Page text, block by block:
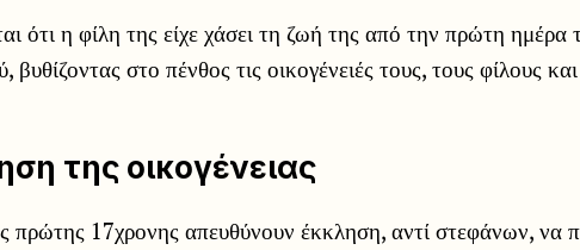
ότι η φίλη της είχε χάσει τη ζωή της από την πρώτη ημέρα
βυθίζοντας στο πένθος τις οικογένειές τους, τους φίλους
της οικογένειας
πρώτης 17χρονης απευθύνουν έκκληση, αντί στεφάνων, να